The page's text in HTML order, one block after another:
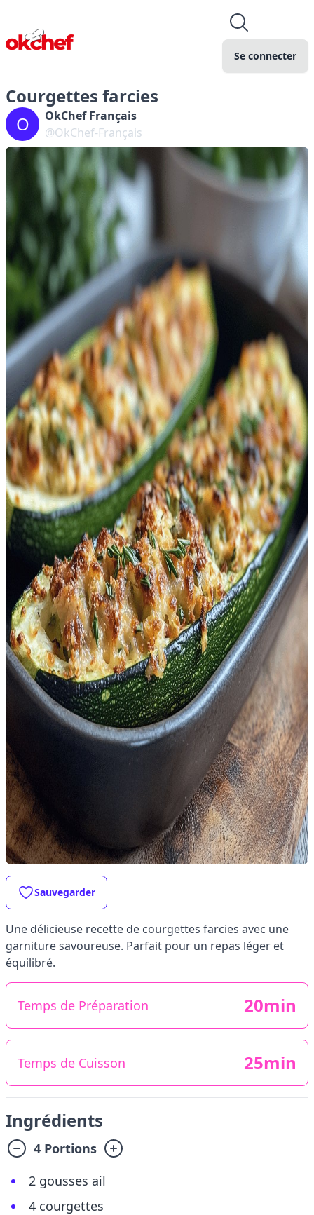
Se connecter
Courgettes farcies
O
OkChef Français
@OkChef-Français
Sauvegarder
Une délicieuse recette de courgettes farcies avec une
garniture savoureuse. Parfait pour un repas léger et
équilibré.
Temps de Préparation 20min
Temps de Cuisson 25min
Ingrédients
4 Portions
2 gousses ail
4 courgettes